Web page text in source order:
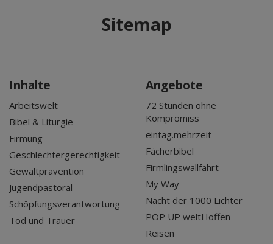
Apr 2027
Mai 2027
Sitemap
Inhalte
Arbeitswelt
Bibel & Liturgie
Firmung
Geschlechtergerechtigkeit
Gewaltprävention
Jugendpastoral
Schöpfungsverantwortung
Tod und Trauer
Angebote
72 Stunden ohne
Kompromiss
eintag.mehrzeit
Fächerbibel
Firmlingswallfahrt
My Way
Nacht der 1000 Lichter
POP UP weltHoffen
Reisen